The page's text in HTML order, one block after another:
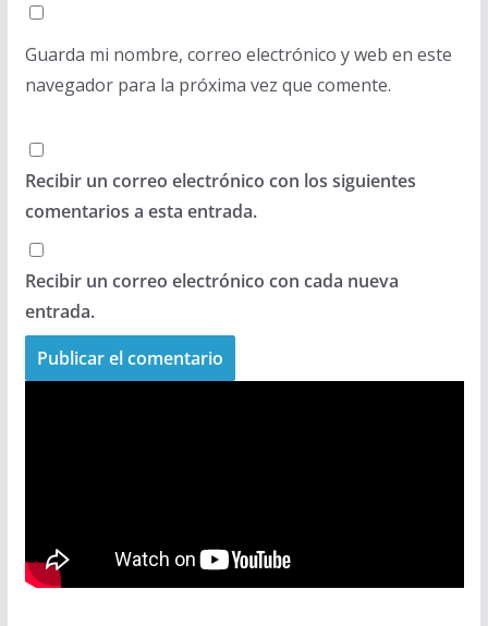
Guarda mi nombre, correo electrónico y web en este
navegador para la próxima vez que comente.
Recibir un correo electrónico con los siguientes
comentarios a esta entrada.
Recibir un correo electrónico con cada nueva
entrada.